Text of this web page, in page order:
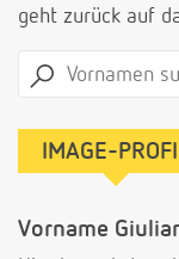
geht zurück auf
IMAGE-
Vorname